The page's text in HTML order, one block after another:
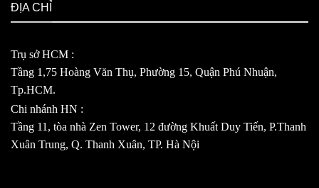
ĐỊA CHỈ
Trụ sở HCM :
Tầng 1,75 Hoàng Văn Thụ, Phường 15, Quận Phú Nhuận,
Tp.HCM.
Chi nhánh HN :
Tầng 11, tòa nhà Zen Tower, 12 đường Khuất Duy Tiến, P.Thanh
Xuân Trung, Q. Thanh Xuân, TP. Hà Nội